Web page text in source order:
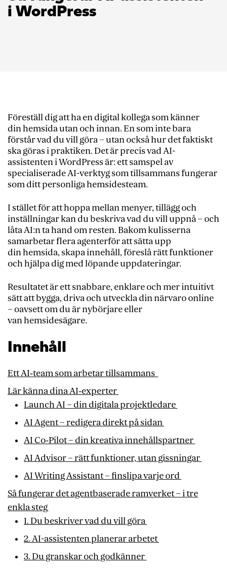
i WordPress
Föreställ dig att ha en digital kollega som känner
din hemsida utan och innan. En som inte bara
förstår vad du vill göra – utan också hur det faktiskt
ska göras i praktiken. Det är precis vad AI-
assistenten i WordPress är: ett samspel av
specialiserade AI-verktyg som tillsammans fungerar
som ditt personliga hemsidesteam.
I stället för att hoppa mellan menyer, tillägg och
inställningar kan du beskriva vad du vill uppnå – och
låta AI:n ta hand om resten. Bakom kulisserna
samarbetar flera agenterför att sätta upp
din hemsida, skapa innehåll, föreslå rätt funktioner
och hjälpa dig med löpande uppdateringar.
Resultatet är ett snabbare, enklare och mer intuitivt
sätt att bygga, driva och utveckla din närvaro online
– oavsett om du är nybörjare eller
van hemsidesägare.
Innehåll
Ett AI‑team som arbetar tillsammans
Lär känna dina AI‑experter
Launch AI – din digitala projektledare
AI Agent – redigera direkt på sidan
AI Co‑Pilot – din kreativa innehållspartner
AI Advisor – rätt funktioner, utan gissningar
AI Writing Assistant – finslipa varje ord
Så fungerar det agentbaserade ramverket – i tre
enkla steg
1. Du beskriver vad du vill göra
2. AI-assistenten planerar arbetet
3. Du granskar och godkänner